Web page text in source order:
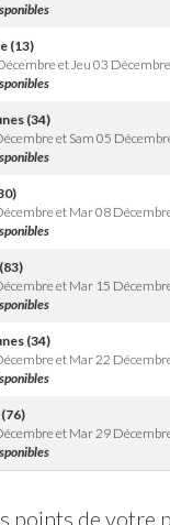
(13)
et Jeu 03
(34)
et Sam 05
et Mar 08
et Mar 15
(34)
et Mar 22
et Mar 29
points de votre